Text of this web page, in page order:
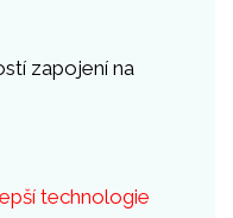
zapojení na
technologie